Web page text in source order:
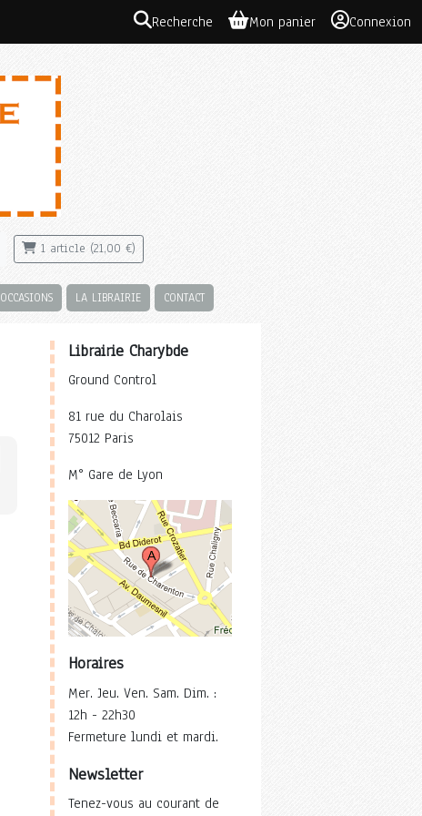
Recherche Mon panier Connexion
1 article (21,00 €)
OCCASIONS LA LIBRAIRIE CONTACT
Librairie Charybde
Ground Control
81 rue du Charolais
75012 Paris
M° Gare de Lyon
Horaires
Mer. Jeu. Ven. Sam. Dim. :
12h - 22h30
Fermeture lundi et mardi.
Newsletter
Tenez-vous au courant de